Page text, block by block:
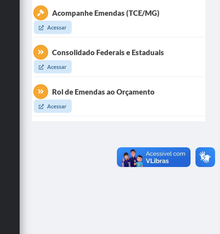
Acompanhe Emendas (TCE/MG)
Acessar
Consolidado Federais e Estaduais
Acessar
Rol de Emendas ao Orçamento
Acessar